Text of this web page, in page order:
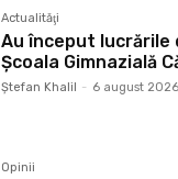
Actualităţi
Au început lucrările
Școala Gimnazială
Ştefan Khalil - 6 august 2026
Opinii